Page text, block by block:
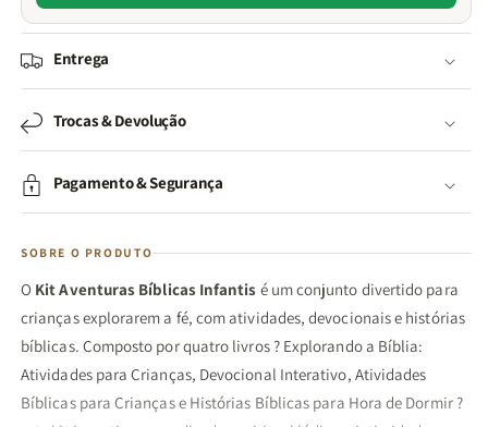
Entrega
Trocas & Devolução
Pagamento & Segurança
SOBRE O PRODUTO
O Kit Aventuras Bíblicas Infantis é um conjunto divertido para
crianças explorarem a fé, com atividades, devocionais e histórias
bíblicas. Composto por quatro livros ? Explorando a Bíblia:
Atividades para Crianças, Devocional Interativo, Atividades
Bíblicas para Crianças e Histórias Bíblicas para Hora de Dormir ?